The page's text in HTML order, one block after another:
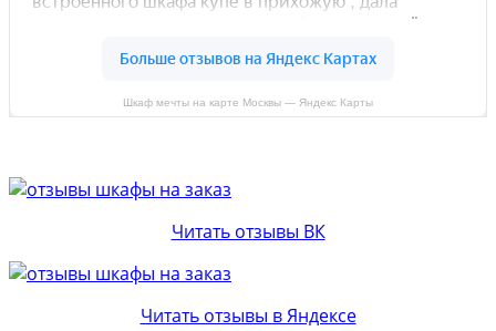
Шкаф мечты на карте Москвы — Яндекс Карты
Читать отзывы ВК
Читать отзывы в Яндексе